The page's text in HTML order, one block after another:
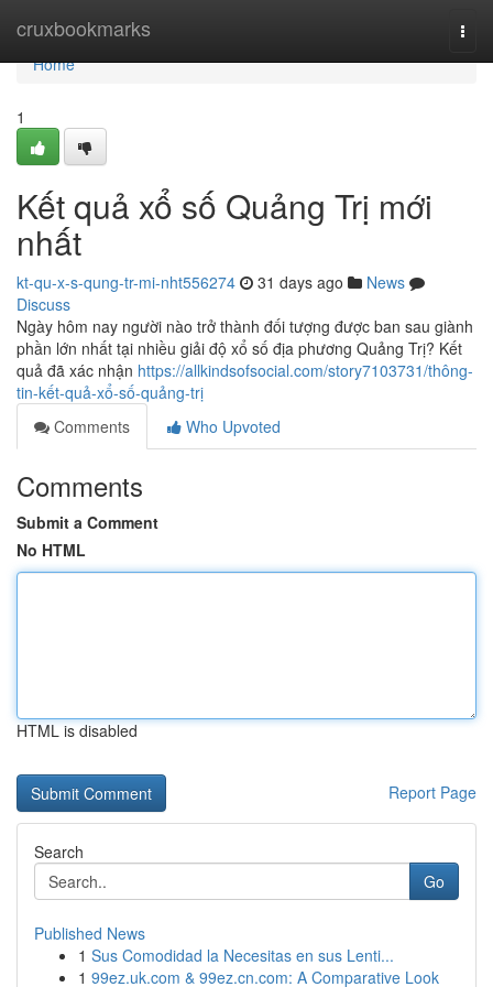
cruxbookmarks
Home
Home
1
Kết quả xổ số Quảng Trị mới
nhất
kt-qu-x-s-qung-tr-mi-nht556274 31 days ago
News
Discuss
Ngày hôm nay người nào trở thành đối tượng được ban sau giành
phần lớn nhất tại nhiều giải độ xổ số địa phương Quảng Trị? Kết
quả đã xác nhận https://allkindsofsocial.com/story7103731/thông-
tin-kết-quả-xổ-số-quảng-trị
Comments
Who Upvoted
Comments
Submit a Comment
No HTML
HTML is disabled
Report Page
Search
Go
Published News
1 Sus Comodidad la Necesitas en sus Lenti...
1 99ez.uk.com & 99ez.cn.com: A Comparative Look